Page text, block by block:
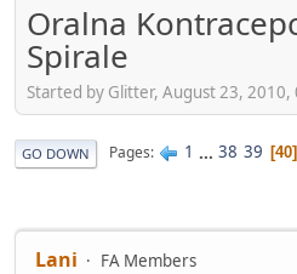
Oralna
Spirale
Started by Glitter, August 23, 2010,
GO DOWN Pages 1 ... 38 39 40
Lani
FA Members